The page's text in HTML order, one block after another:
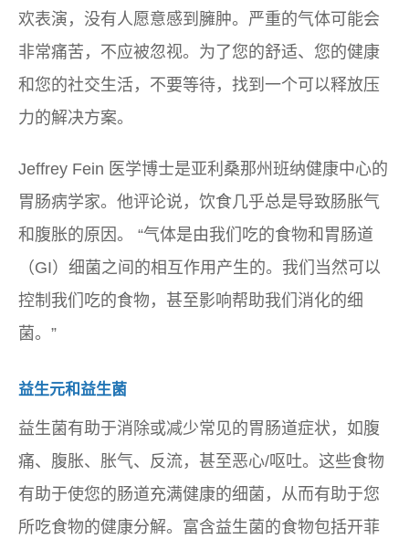
欢表演，没有人愿意感到臃肿。严重的气体可能会
非常痛苦，不应被忽视。为了您的舒适、您的健康
和您的社交生活，不要等待，找到一个可以释放压
力的解决方案。
Jeffrey Fein 医学博士是亚利桑那州班纳健康中心的
胃肠病学家。他评论说，饮食几乎总是导致肠胀气
和腹胀的原因。 “气体是由我们吃的食物和胃肠道
（GI）细菌之间的相互作用产生的。我们当然可以
控制我们吃的食物，甚至影响帮助我们消化的细
菌。”
益生元和益生菌
益生菌有助于消除或减少常见的胃肠道症状，如腹
痛、腹胀、胀气、反流，甚至恶心/呕吐。这些食物
有助于使您的肠道充满健康的细菌，从而有助于您
所吃食物的健康分解。富含益生菌的食物包括开菲